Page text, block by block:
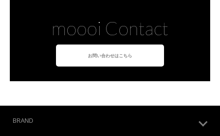
moooi Contact
お問い合わせはこちら
BRAND